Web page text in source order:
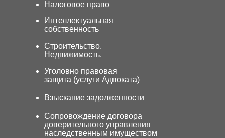
Налоговое право
Интеллектуальная
собственность
Уголовно правовая
защита (услуги Адвоката)
Строительство.
Недвижимость.
Взыскание задолженности
Сопровождение договора
доверительного управления
наследственным имуществом